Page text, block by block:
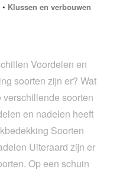
• Klussen en verbouwen
Voordelen en
soorten zijn er? Wat
soorten
en nadelen heeft
Soorten
Uiteraard zijn er
Op een schuin